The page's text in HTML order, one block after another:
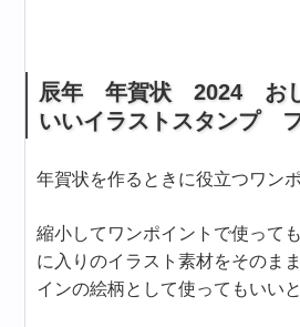
辰年 年賀状 2024 おし
いいイラストスタンプ
年賀状を作るときに役立つワン
縮小してワンポイントで使って
に入りのイラスト素材をそのま
インの絵柄として使ってもいい